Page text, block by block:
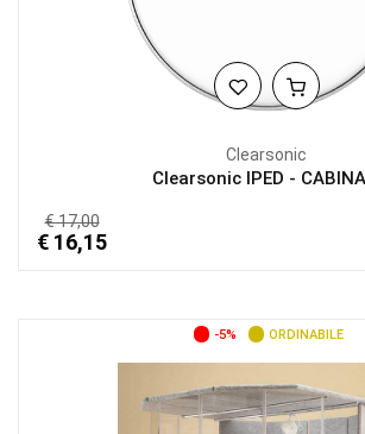
Clearsonic
Clearsonic IPED -
€ 17,00
€ 16,15
-5% ORDINABILE